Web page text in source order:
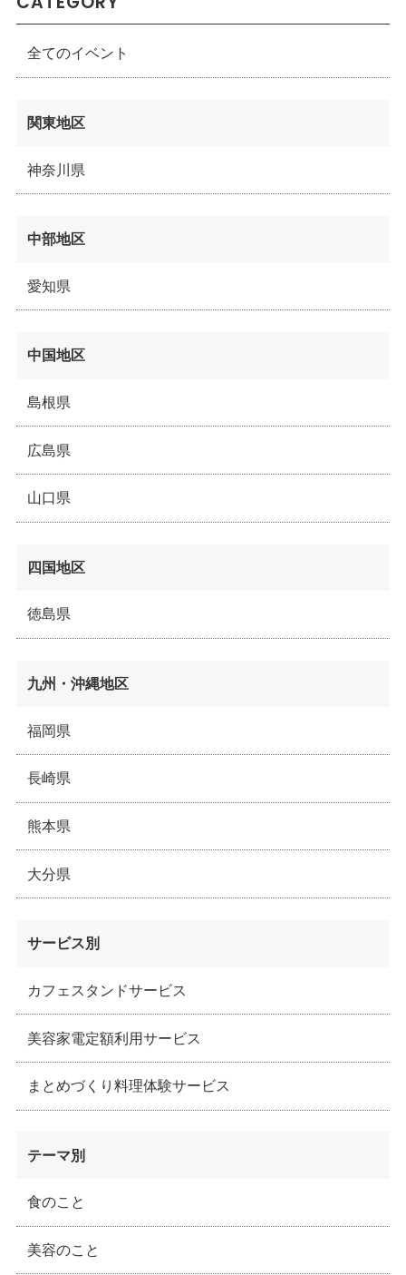
全てのイベント
関東地区
神奈川県
中部地区
愛知県
中国地区
島根県
広島県
山口県
四国地区
徳島県
九州・沖縄地区
福岡県
長崎県
熊本県
大分県
サービス別
カフェスタンドサービス
美容家電定額利用サービス
まとめづくり料理体験サービス
テーマ別
食のこと
美容のこと